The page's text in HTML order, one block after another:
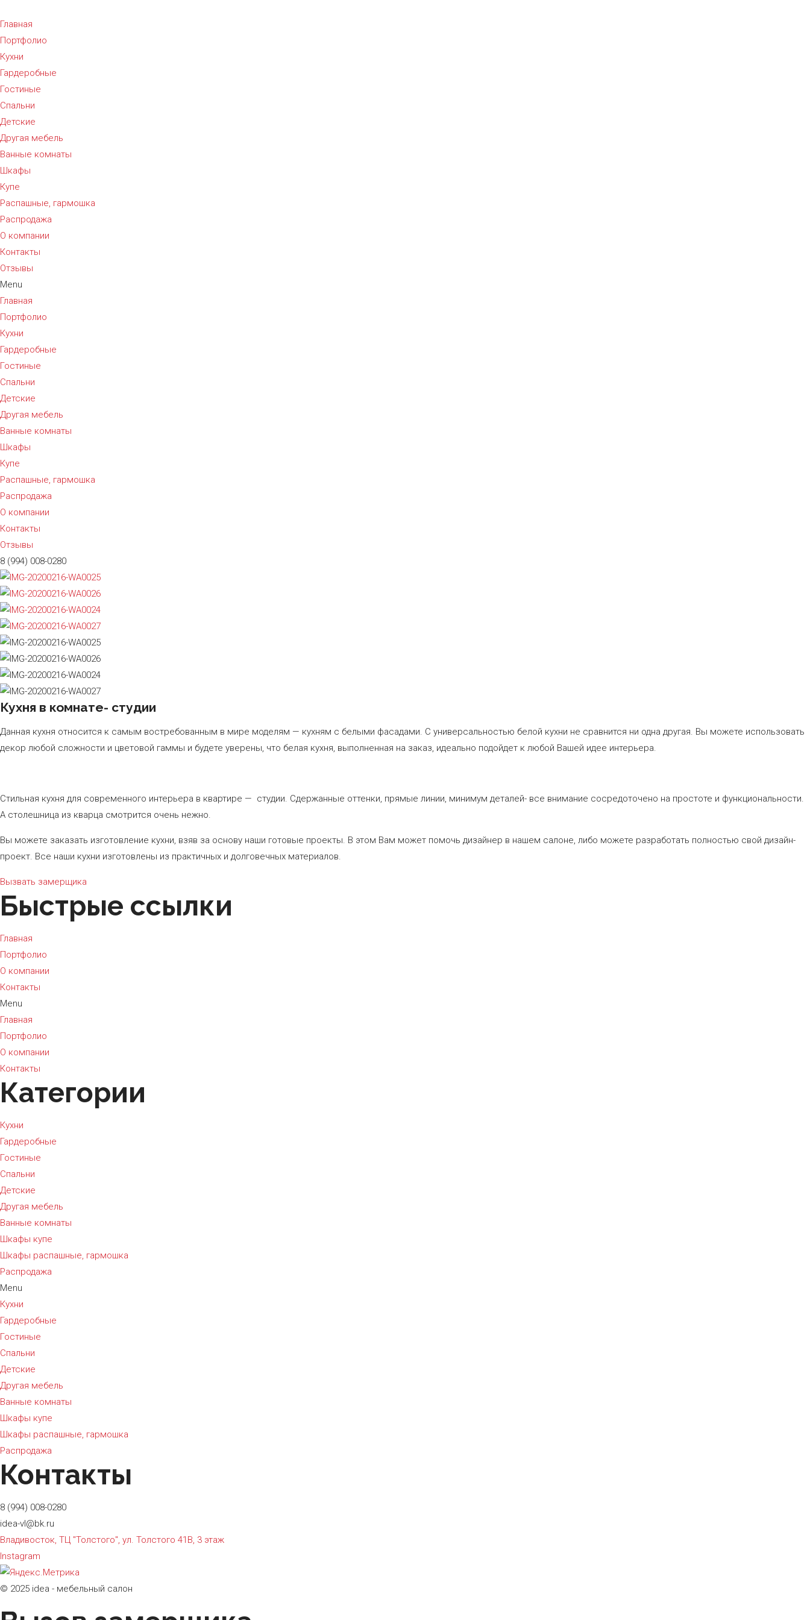
Главная
Портфолио
Кухни
Гардеробные
Гостиные
Спальни
Детские
Другая мебель
Ванные комнаты
Шкафы
Купе
Распашные, гармошка
Распродажа
О компании
Контакты
Отзывы
Menu
Главная
Портфолио
Кухни
Гардеробные
Гостиные
Спальни
Детские
Другая мебель
Ванные комнаты
Шкафы
Купе
Распашные, гармошка
Распродажа
О компании
Контакты
Отзывы
8 (994) 008-0280
Кухня в комнате- студии
Данная кухня относится к самым востребованным в мире моделям — кухням с белыми фасадами. С универсальностью белой кухни не сравнится ни одна другая. Вы можете использовать
декор любой сложности и цветовой гаммы и будете уверены, что белая кухня, выполненная на заказ, идеально подойдет к любой Вашей идее интерьера.
Стильная кухня для современного интерьера в квартире — студии. Сдержанные оттенки, прямые линии, минимум деталей- все внимание сосредоточено на простоте и функциональности.
А столешница из кварца смотрится очень нежно.
Вы можете заказать изготовление кухни, взяв за основу наши готовые проекты. В этом Вам может помочь дизайнер в нашем салоне, либо можете разработать полностью свой дизайн-
проект. Все наши кухни изготовлены из практичных и долговечных материалов.
Вызвать замерщика
Быстрые ссылки
Главная
Портфолио
О компании
Контакты
Menu
Главная
Портфолио
О компании
Контакты
Категории
Кухни
Гардеробные
Гостиные
Спальни
Детские
Другая мебель
Ванные комнаты
Шкафы купе
Шкафы распашные, гармошка
Распродажа
Menu
Кухни
Гардеробные
Гостиные
Спальни
Детские
Другая мебель
Ванные комнаты
Шкафы купе
Шкафы распашные, гармошка
Распродажа
Контакты
8 (994) 008-0280
idea-vl@bk.ru
Владивосток, ТЦ "Толстого", ул. Толстого 41В, 3 этаж
Instagram
© 2025 idea - мебельный салон